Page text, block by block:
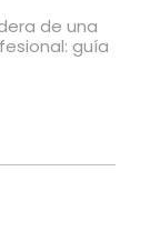
de una
guía